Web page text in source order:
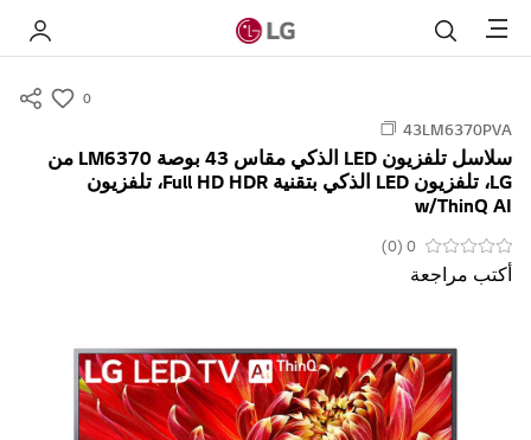
Menu
0
m
i
s
h
43LM6370PVA
سلاسل تلفزيون LED الذكي مقاس 43 بوصة LM6370 من
LG، تلفزيون LED الذكي بتقنية Full HD HDR، تلفزيون
w/ThinQ AI
0 (0)
أكتب مراجعة